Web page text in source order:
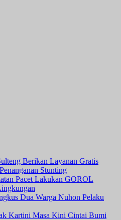
Berikan Layanan Gratis
Stunting
Pacet Lakukan GOROL
Dua Warga Nuhon Pelaku
Kartini Masa Kini Cintai Bumi